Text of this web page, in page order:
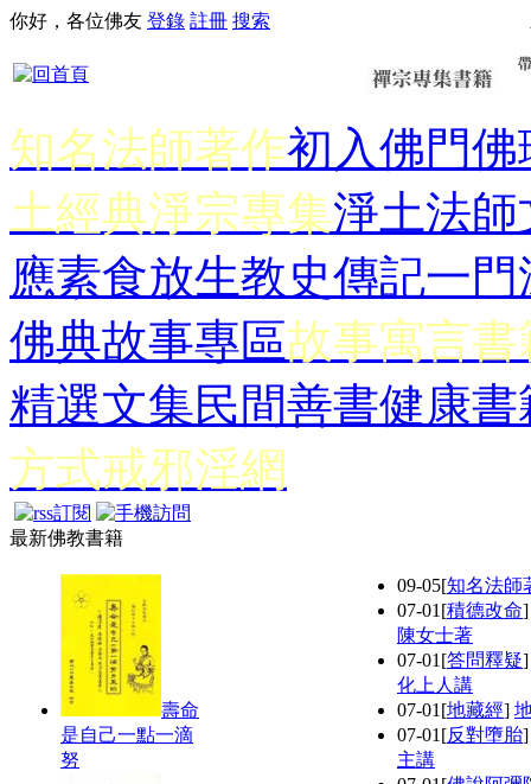
你好，各位佛友 登錄 註冊 搜索
知名法師著作初入佛門佛
土經典淨宗專集淨土法師
應素食放生教史傳記一門
佛典故事專區故事寓言書
精選文集民間善書健康書
方式戒邪淫網
最新佛教書籍
壽命
是自己一點一滴
努
09-05[知名法師
07-01 [積德改命
陳女士著
07-01 [答問釋疑
化上人講
07-01 [地藏經]
07-01 [反對墮胎
主講